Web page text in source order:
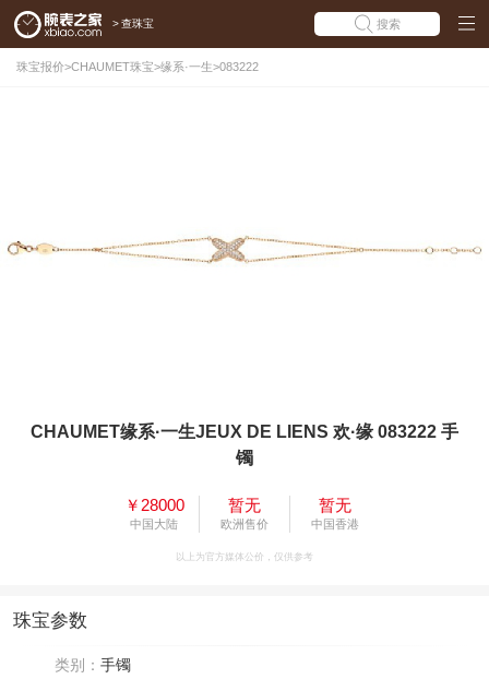
> 查珠宝 搜索
珠宝报价>CHAUMET珠宝>缘系·一生>083222
CHAUMET缘系·一生JEUX DE LIENS 欢·缘 083222 手
镯
￥28000
中国大陆
暂无
欧洲售价
暂无
中国香港
以上为官方媒体公价，仅供参考
珠宝参数
类别： 手镯